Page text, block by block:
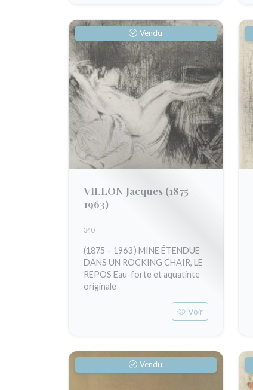
Vendu
VILLON Jacques (1875
1963)
340
(1875 – 1963 ) MINE ÉTENDUE
DANS UN ROCKING CHAIR, LE
REPOS Eau-forte et aquatinte
originale
Voir
Vendu